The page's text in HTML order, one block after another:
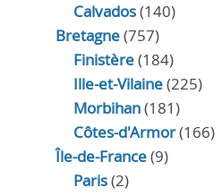
Calvados(140)
Bretagne(757)
Finistère(184)
Ille-et-Vilaine(225)
Morbihan(181)
Côtes-d'Armor(166)
Île-de-France(9)
Paris(2)